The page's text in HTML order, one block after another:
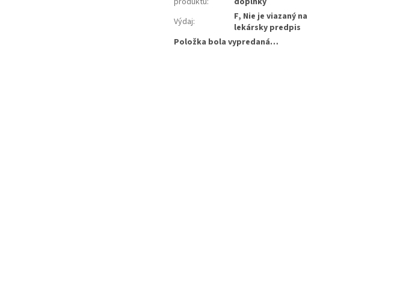
Výdaj:
F, Nie je viazaný na
lekársky predpis
Položka bola vypredaná…